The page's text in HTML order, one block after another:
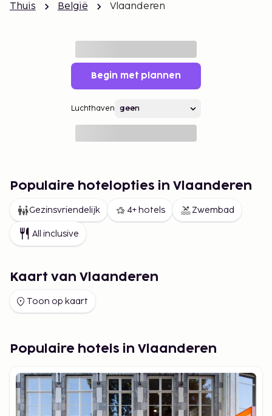
Thuis België Vlaanderen
Begin met plannen
Luchthaven
Populaire hotelopties in Vlaanderen
Gezinsvriendelijk 4+ hotels Zwembad
All inclusive
Kaart van Vlaanderen
Toon op kaart
Populaire hotels in Vlaanderen